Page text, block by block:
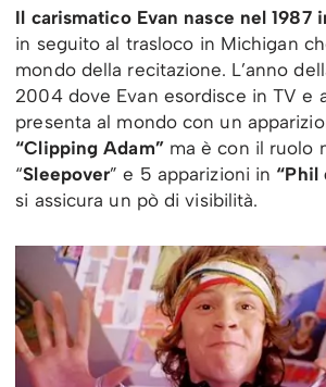
Il carismatico Evan nasce nel 1987
in seguito al trasloco in Michigan
mondo della recitazione. L’anno
2004 dove Evan esordisce in TV e
presenta al mondo con un
“Clipping Adam” ma è con il ruolo
“Sleepover” e 5 apparizioni in “Phil
si assicura un pò di visibilità.